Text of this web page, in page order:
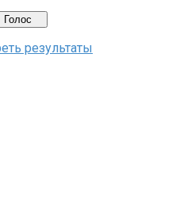
результаты